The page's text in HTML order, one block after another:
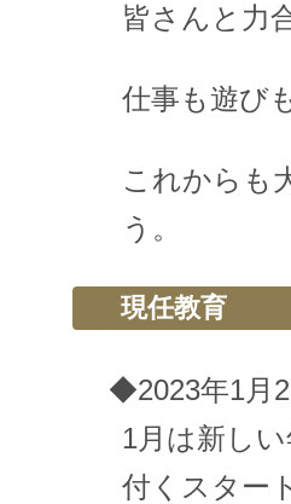
皆さんと力
仕事も遊び
これからも
う。
現任教育
◆2023年1月
1月は新し
付くスター